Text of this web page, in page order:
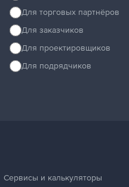
Для торговых партнёров
Для заказчиков
Для проектировщиков
Для подрядчиков
Сервисы и калькуляторы